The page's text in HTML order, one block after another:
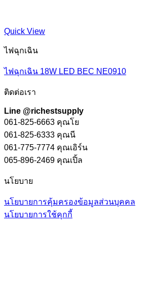
Quick View
ไฟฉุกเฉิน
ไฟฉุกเฉิน 18W LED BEC NE0910
ติดต่อเรา
Line @richestsupply
061-825-6663 คุณโย
061-825-6333 คุณนี
061-775-7774 คุณเอิร์น
065-896-2469 คุณเปิ้ล
นโยบาย
นโยบายการคุ้มครองข้อมูลส่วนบุคคล
นโยบายการใช้คุกกี้